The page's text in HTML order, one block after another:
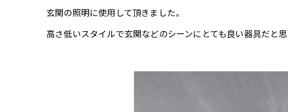
玄関の照明に使用して頂きました。
高さ低いスタイルで玄関などのシーンにとても良い器具だと思